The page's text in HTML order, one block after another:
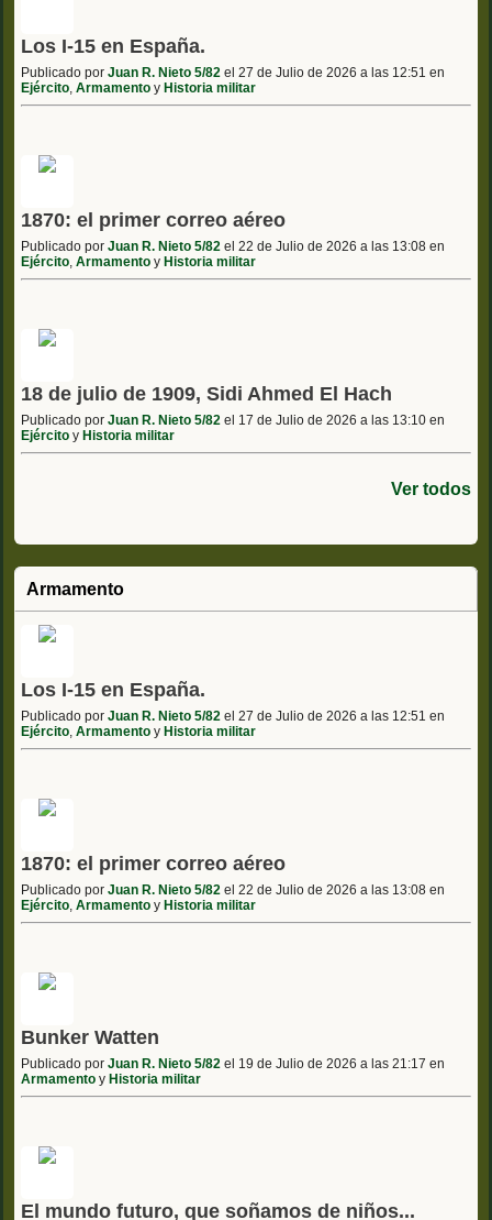
Los I-15 en España.
Publicado por Juan R. Nieto 5/82 el 27 de Julio de 2026 a las 12:51 en
Ejército Armamento y Historia militar
1870: el primer correo aéreo
Publicado por Juan R. Nieto 5/82 el 22 de Julio de 2026 a las 13:08 en
Ejército Armamento y Historia militar
18 de julio de 1909, Sidi Ahmed El Hach
Publicado por Juan R. Nieto 5/82 el 17 de Julio de 2026 a las 13:10 en
Ejército y Historia militar
Ver todos
Armamento
Los I-15 en España.
Publicado por Juan R. Nieto 5/82 el 27 de Julio de 2026 a las 12:51 en
Ejército Armamento y Historia militar
1870: el primer correo aéreo
Publicado por Juan R. Nieto 5/82 el 22 de Julio de 2026 a las 13:08 en
Ejército Armamento y Historia militar
Bunker Watten
Publicado por Juan R. Nieto 5/82 el 19 de Julio de 2026 a las 21:17 en
Armamento y Historia militar
El mundo futuro, que soñamos de niños...